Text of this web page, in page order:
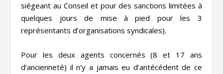
siégeant au Conseil et pour des sanctions limitées à
quelques jours de mise à pied pour les 3
représentants d’organisations syndicales).
Pour les deux agents concernés (8 et 17 ans
d’ancienneté) il n’y a jamais eu d’antécédent de ce